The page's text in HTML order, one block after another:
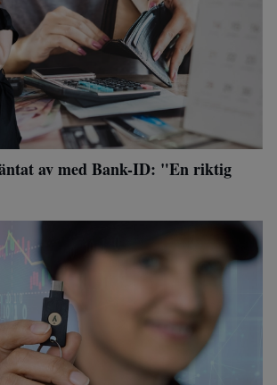
av med Bank-ID: "En riktig